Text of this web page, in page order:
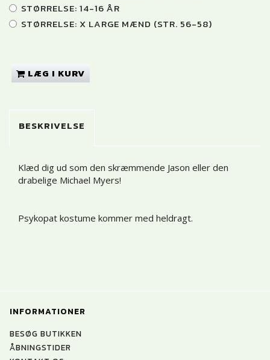
STØRRELSE: 14-16 ÅR
STØRRELSE: X LARGE MÆND (STR. 56-58)
LÆG I KURV
BESKRIVELSE
Klæd dig ud som den skræmmende Jason eller den
drabelige Michael Myers!
Psykopat kostume kommer med heldragt.
INFORMATIONER
BESØG BUTIKKEN
ÅBNINGSTIDER